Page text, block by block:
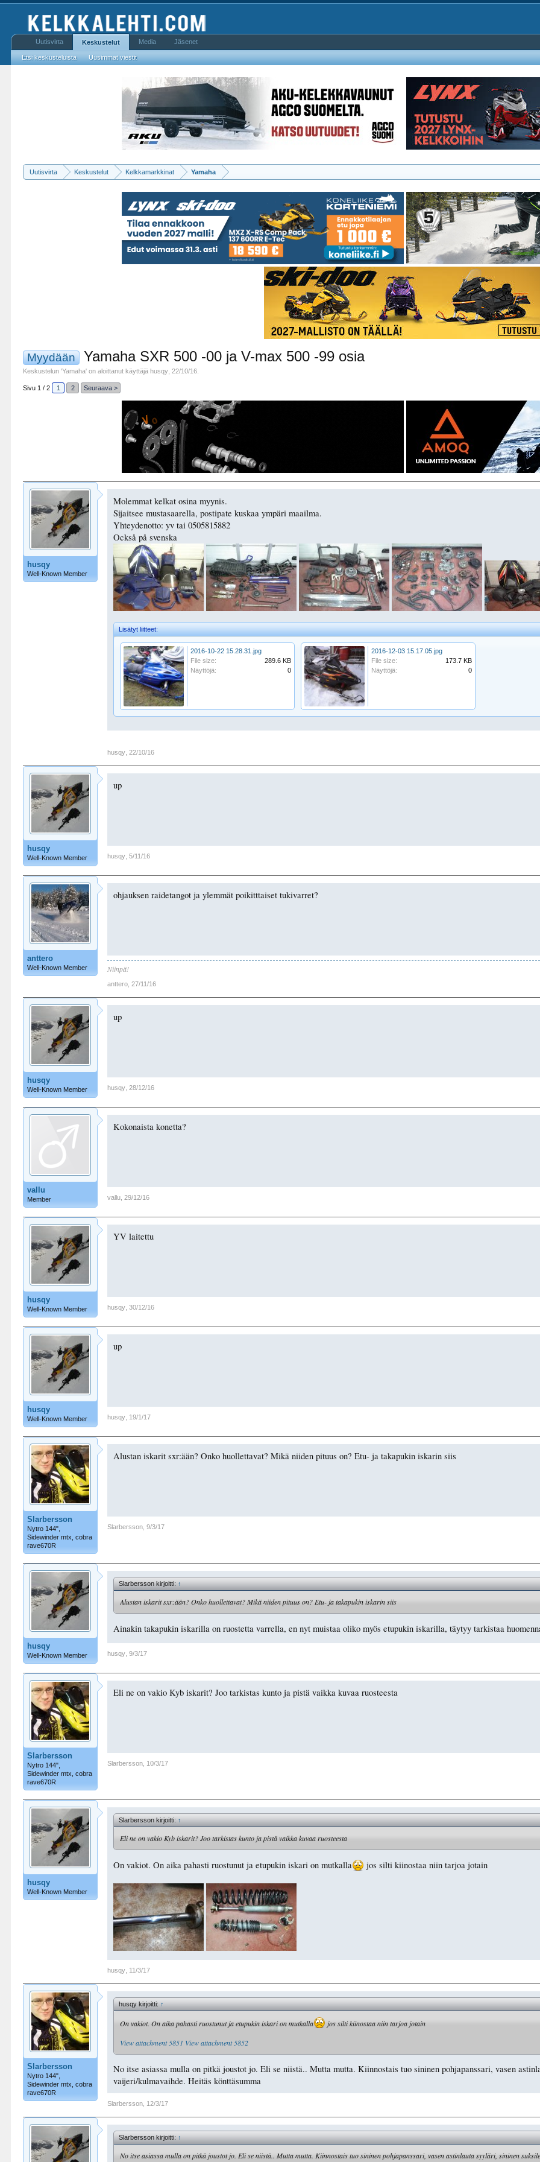
Uutisvirta Keskustelut Kelkkamarkkinat Yamaha
Myydään Yamaha SXR 500 -00 ja V-max 500 -99 osia
Keskustelun 'Yamaha' on aloittanut käyttäjähusqy ,22/10/16
Sivu 1 / 2 1 2 Seuraava >
husqy
Well-Known Member
Molemmat kelkat osina myynis.
Sijaitsee mustasaarella, postipate kuskaa ympäri maailma.
Yhteydenotto: yv tai 0505815882
Också på svenska
Lisätyt liitteet:
2016-10-22 15.28.31.jpg
File size:
289.6 KB
Näyttöjä:
0
2016-12-03 15.17.05.jpg
File size:
173.7 KB
Näyttöjä:
0
husqy 22/10/16
husqy
Well-Known Member
up
husqy 5/11/16
anttero
Well-Known Member
ohjauksen raidetangot ja ylemmät poikitttaiset tukivarret?
Niinpä!
anttero 27/11/16
husqy
Well-Known Member
up
husqy 28/12/16
vallu
Member
Kokonaista konetta?
vallu 29/12/16
husqy
Well-Known Member
YV laitettu
husqy 30/12/16
husqy
Well-Known Member
up
husqy 19/1/17
Slarbersson
Nytro 144",
Sidewinder mtx, cobra
rave670R
Alustan iskarit sxr:ään? Onko huollettavat? Mikä niiden pituus on? Etu- ja takapukin iskarin siis
Slarbersson 9/3/17
husqy
Well-Known Member
Slarbersson kirjoitti:↑
Alustan iskarit sxr:ään? Onko huollettavat? Mikä niiden pituus on? Etu- ja takapukin iskarin siis
Ainakin takapukin iskarilla on ruostetta varrella, en nyt muistaa oliko myös etupukin iskarilla, täytyy tarkistaa
husqy 9/3/17
Slarbersson
Nytro 144",
Sidewinder mtx, cobra
rave670R
Eli ne on vakio Kyb iskarit? Joo tarkistas kunto ja pistä vaikka kuvaa ruosteesta
Slarbersson 10/3/17
husqy
Well-Known Member
Slarbersson kirjoitti:↑
Eli ne on vakio Kyb iskarit? Joo tarkistas kunto ja pistä vaikka kuvaa ruosteesta
On vakiot. On aika pahasti ruostunut ja etupukin iskari on mutkalla jos silti kiinostaa niin tarjoa jotain
husqy 11/3/17
Slarbersson
Nytro 144",
Sidewinder mtx, cobra
rave670R
husqy kirjoitti:↑
On vakiot. On aika pahasti ruostunut ja etupukin iskari on mutkalla
jos silti kiinostaa niin tarjoa jotain
View attachment 5851 View attachment 5852
No itse asiassa mulla on pitkä joustot jo. Eli se niistä.. Mutta mutta. Kiinnostais tuo sininen pohjapanssari, vasen
vaijeri/kulmavaihde. Heitäs könttäsumma
Slarbersson 12/3/17
Slarbersson kirjoitti: ↑
No itse asiassa mulla on pitkä joustot jo. Eli se niistä.. Mutta mutta. Kiinnostais tuo sininen pohjapanssari, vasen astinlauta syyläri, sininen
Uutisvirta Keskustelut
Etsi keskusteluista Uusimmat viestit
Media Jäsenet